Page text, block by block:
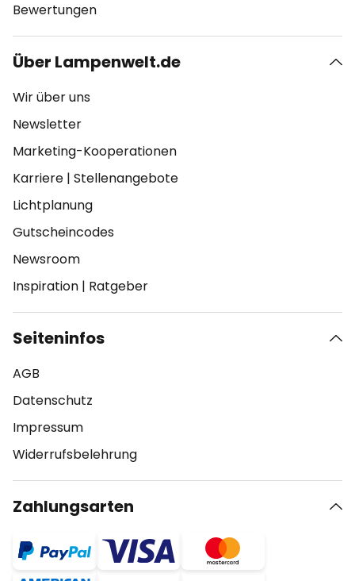
Bewertungen
Über Lampenwelt.de
Wir über uns
Newsletter
Marketing-Kooperationen
Karriere | Stellenangebote
Lichtplanung
Gutscheincodes
Newsroom
Inspiration | Ratgeber
Seiteninfos
AGB
Datenschutz
Impressum
Widerrufsbelehrung
Zahlungsarten